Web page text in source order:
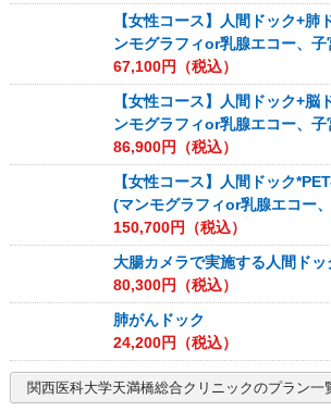
【女性コース】人間ドック+肺
ンモグラフィor乳腺エコー、子
67,100円（税込）
【女性コース】人間ドック+脳
ンモグラフィor乳腺エコー、子
86,900円（税込）
【女性コース】人間ドック
(マンモグラフィor乳腺エコー
150,700円（税込）
大腸カメラで実施する人間ドッ
80,300円（税込）
肺がんドック
24,200円（税込）
関西医科大学天満橋総合クリニックのプラン一